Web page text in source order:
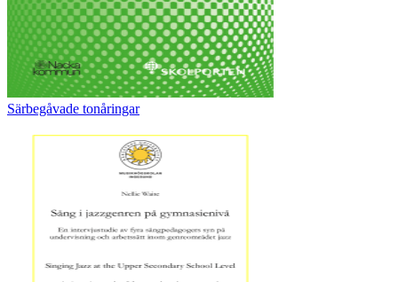
Särbegåvade tonåringar